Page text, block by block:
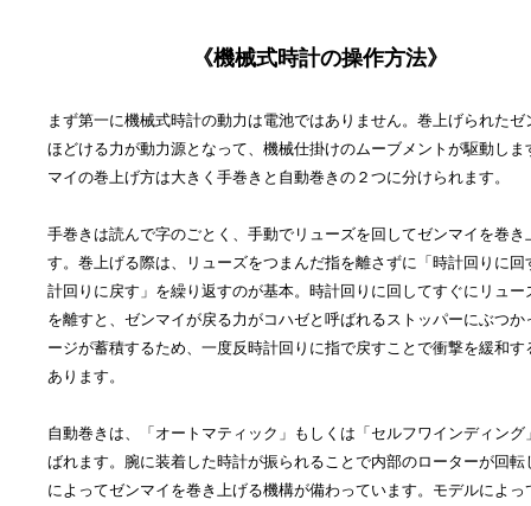
《機械式時計の操作方法》
まず第一に機械式時計の動力は電池ではありません。巻上げられたゼ
ほどける力が動力源となって、機械仕掛けのムーブメントが駆動しま
マイの巻上げ方は大きく手巻きと自動巻きの２つに分けられます。
手巻きは読んで字のごとく、手動でリューズを回してゼンマイを巻き
す。巻上げる際は、リューズをつまんだ指を離さずに「時計回りに
計回りに戻す」を繰り返すのが基本。時計回りに回してすぐにリュー
を離すと、ゼンマイが戻る力がコハゼと呼ばれるストッパーにぶつか
ージが蓄積するため、一度反時計回りに指で戻すことで衝撃を緩和す
あります。
自動巻きは、「オートマティック」もしくは「セルフワインディング
ばれます。腕に装着した時計が振られることで内部のローターが回転
によってゼンマイを巻き上げる機構が備わっています。モデルによっ